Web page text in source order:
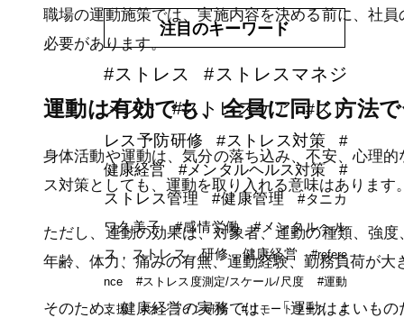
職場の運動施策では、実施内容を決める前に、社
必要があります。
運動は有効でも、全員に同じ方法
身体活動や運動は、気分の落ち込み、不安、心理
ス対策としても、運動を取り入れる意味はあります
ただし、運動の効果は、対象者、運動の種類、強
年齢、体力、痛みの有無、運動経験、勤務負荷が大
そのため、健康経営の実務では、「運動はよいも
注目のキーワード
#ストレス
#ストレスマネジ
メント
#ストレスケア
#スト
レス予防研修
#ストレス対策
#
健康経営
#メンタルヘルス対策
#
ストレス管理
#健康管理
#タニカ
ワ久美子
#感情労働
#メンタルヘル
ス，ストレス，研修，健康経営
#refere
nce
#ストレス度測定/スケール/尺度
#運動
支援
#オンライン研修 #リモートワーク #